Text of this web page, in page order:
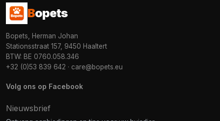
Bopets
Bopets, Herman Johan
Stationsstraat 157, 9450 Haaltert
BTW: BE 0760.058.346
+32 (0)53 839 642 · care@bopets.eu
Volg ons op Facebook
Nieuwsbrief